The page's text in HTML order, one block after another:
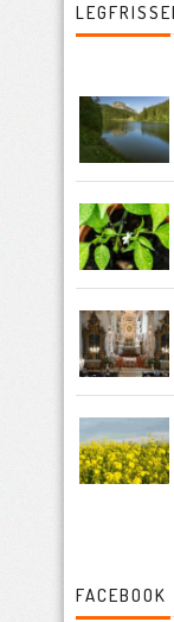
FACEBOOK